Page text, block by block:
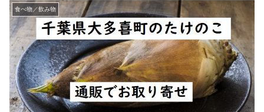
食べ物／飲み物